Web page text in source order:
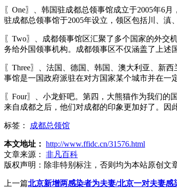
〖One〗、韩国驻成都总领事馆成立于2005年6
驻成都总领事馆于2005年设立，领区包括川、滇
〖Two〗、成都领事馆区汇聚了多个国家的外交
务给外国领事机构。成都领事区不仅涵盖了上述
〖Three〗、法国、德国、韩国、澳大利亚、新
事馆是一国政府派驻在对方国家某个城市并在一
〖Four〗、小龙虾吧。第四，大熊猫作为我们
来自成都之后，他们对成都的印象更加好了。因
标签： 成都总领馆
本文地址： http://www.ffidc.cn/31576.html
文章来源：
非凡百科
版权声明： 除非特别标注，否则均为本站原创文
上一篇北京新增两感染者为夫妻/北京一对夫妻感